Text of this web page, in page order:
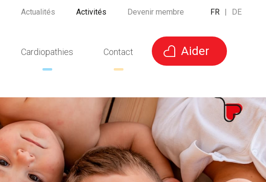
Actualités Activités Devenir membre FR | DE
Cardiopathies Contact Aider